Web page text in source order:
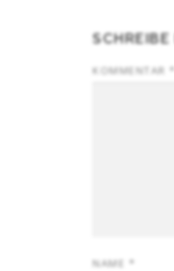
KOMMENTAR *
NAME *